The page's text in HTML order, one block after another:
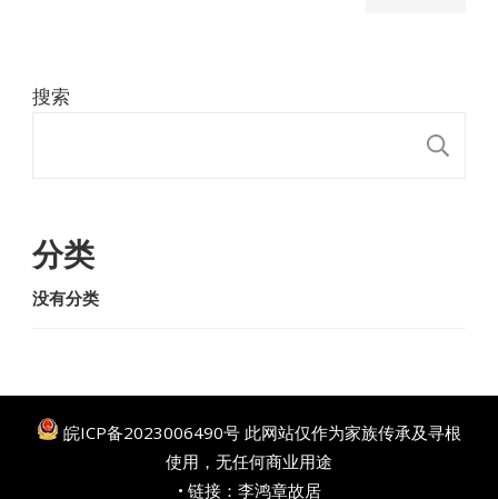
搜索
分类
没有分类
皖ICP备2023006490号 此网站仅作为家族传承及寻根
使用，无任何商业用途
• 链接： 李鸿章故居